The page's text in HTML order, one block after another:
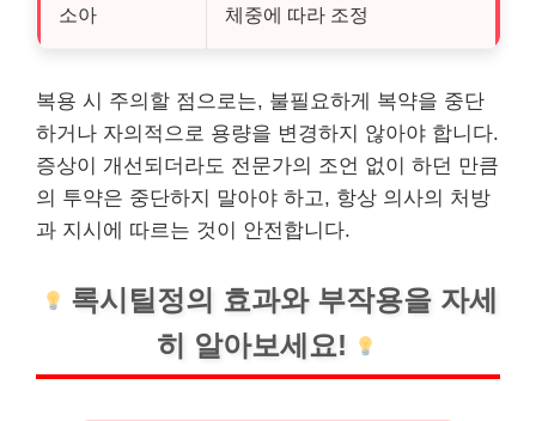
소아 체중에 따라 조정
복용 시 주의할 점으로는, 불필요하게 복약을 중단
하거나 자의적으로 용량을 변경하지 않아야 합니다.
증상이 개선되더라도 전문가의 조언 없이 하던 만큼
의 투약은 중단하지 말아야 하고, 항상 의사의 처방
과 지시에 따르는 것이 안전합니다.
록시틸정의 효과와 부작용을 자세
히 알아보세요!